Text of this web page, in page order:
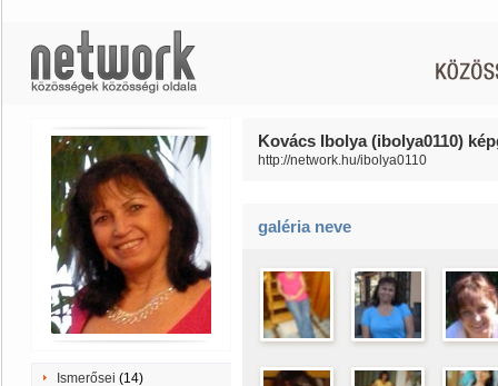
Ismerősei (14)
Kovács Ibolya (ibolya0110)
http://network.hu/ibolya0110
galéria neve